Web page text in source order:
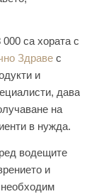
са хората с
Здравес
и
дава
на
в нужда.
водещите
и
необходим